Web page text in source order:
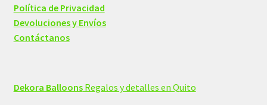
Política de Privacidad
Devoluciones y Envíos
Contáctanos
Dekora BalloonsRegalos y detalles en Quito